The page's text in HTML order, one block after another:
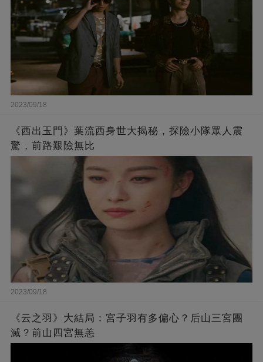
2023/09/18
《西出玉門》葉流西身世大揭秘，探險小隊眾人震
驚，前路艱險無比
2023/09/18
《云之羽》大結局：宮子羽有多偏心？后山三宮團
滅？前山四宮無恙